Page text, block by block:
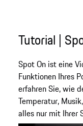
Tutorial |
Spot On ist eine
Funktionen Ihres
erfahren Sie, wie
Temperatur,
alles nur mit Ihrer